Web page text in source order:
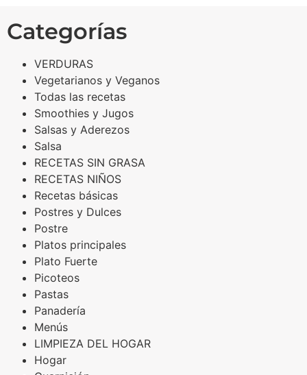
Categorías
VERDURAS
Vegetarianos y Veganos
Todas las recetas
Smoothies y Jugos
Salsas y Aderezos
Salsa
RECETAS SIN GRASA
RECETAS NIÑOS
Recetas básicas
Postres y Dulces
Postre
Platos principales
Plato Fuerte
Picoteos
Pastas
Panadería
Menús
LIMPIEZA DEL HOGAR
Hogar